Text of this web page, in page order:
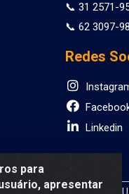
para
apresentar
📞 31 2571-
📞 62 3097-
Redes
Linkedin